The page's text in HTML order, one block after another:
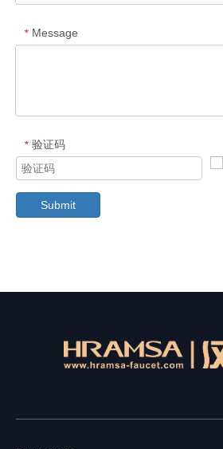
* Message
* 验证码
Submit